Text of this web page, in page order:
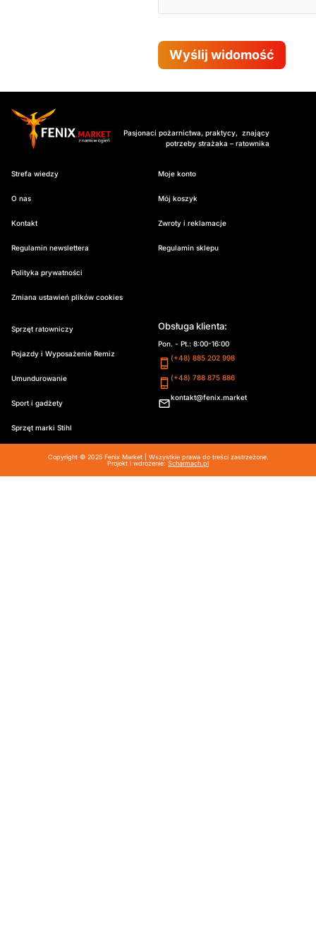
Wyślij widomość
Pasjonaci pożarnictwa, praktycy, znający
potrzeby strażaka – ratownika
Strefa wiedzy
O nas
Kontakt
Regulamin newslettera
Polityka prywatności
Zmiana ustawień plików cookies
Moje konto
Mój koszyk
Zwroty i reklamacje
Regulamin sklepu
Sprzęt ratowniczy
Pojazdy i Wyposażenie Remiz
Umundurowanie
Sport i gadżety
Sprzęt marki Stihl
Obsługa klienta:
Pon. - Pt.: 8:00-16:00
(+48) 885 202 998
(+48) 788 875 886
kontakt@fenix.market
Copyright © 2025 Fenix Market | Wszystkie prawa do treści zastrzeżone.
Projekt i wdrożenie: Scharmach.pl